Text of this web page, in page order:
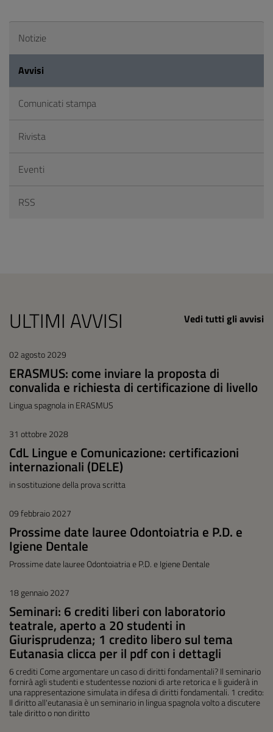
Notizie
Avvisi
Comunicati stampa
Rivista
Eventi
RSS
ULTIMI AVVISI Vedi tutti gli avvisi
02 agosto 2029
ERASMUS: come inviare la proposta di
convalida e richiesta di certificazione di livello
Lingua spagnola in ERASMUS
31 ottobre 2028
CdL Lingue e Comunicazione: certificazioni
internazionali (DELE)
in sostituzione della prova scritta
09 febbraio 2027
Prossime date lauree Odontoiatria e P.D. e
Igiene Dentale
Prossime date lauree Odontoiatria e P.D. e Igiene Dentale
18 gennaio 2027
Seminari: 6 crediti liberi con laboratorio
teatrale, aperto a 20 studenti in
Giurisprudenza; 1 credito libero sul tema
Eutanasia clicca per il pdf con i dettagli
6 crediti Come argomentare un caso di diritti fondamentali? Il seminario
fornirà agli studenti e studentesse nozioni di arte retorica e li guiderà in
una rappresentazione simulata in difesa di diritti fondamentali. 1 credito:
Il diritto all'eutanasia è un seminario in lingua spagnola volto a discutere
tale diritto o non diritto